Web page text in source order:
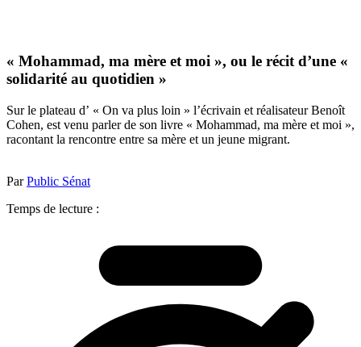
« Mohammad, ma mère et moi », ou le récit d’une «
solidarité au quotidien »
Sur le plateau d’ « On va plus loin » l’écrivain et réalisateur Benoît
Cohen, est venu parler de son livre « Mohammad, ma mère et moi »,
racontant la rencontre entre sa mère et un jeune migrant.
ParPublic Sénat
Temps de lecture :